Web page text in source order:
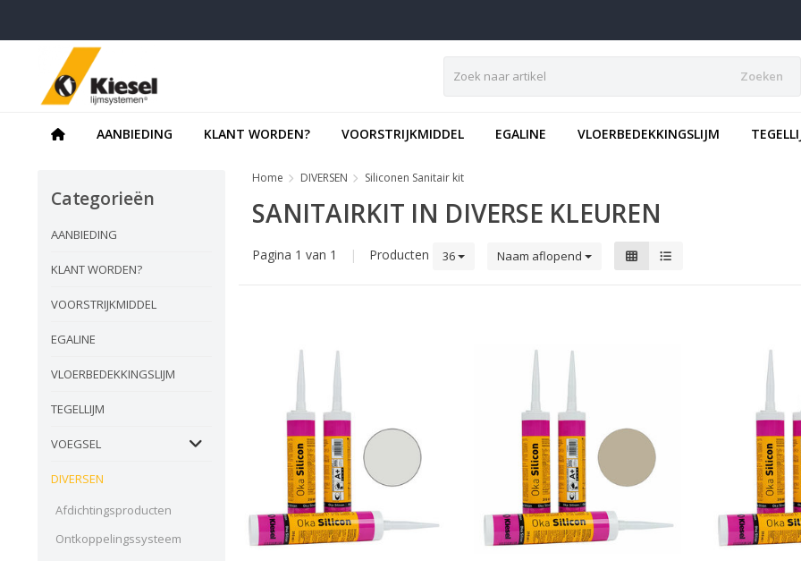
Zoeken
AANBIEDING KLANT WORDEN? VOORSTRIJKMIDDEL EGALINE VLOERBEDEKKINGSLIJM
Categorieën
AANBIEDING
KLANT WORDEN?
VOORSTRIJKMIDDEL
EGALINE
VLOERBEDEKKINGSLIJM
TEGELLIJM
VOEGSEL
DIVERSEN
Afdichtingsproducten
Ontkoppelingssysteem
Home DIVERSEN Siliconen Sanitair kit
SANITAIRKIT IN DIVERSE KLEUREN
Pagina 1 van 1 | Producten 36 Naam aflopend